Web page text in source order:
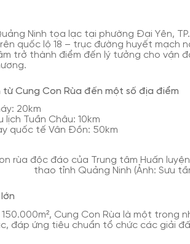
Ninh tọa lạc tại phường Đại Yên,
quốc lộ 18 – trục đường huyết mạch
trở thành điểm đến lý tưởng cho vận
từ Cung Con Rùa đến một số địa điểm
20km
lịch Tuần Châu: 10km
quốc tế Vân Đồn: 50km
rùa độc đáo của Trung tâm Huấn
thao tỉnh Quảng Ninh (Ảnh: Sưu
Cung Con Rùa là một trong
đáp ứng tiêu chuẩn tổ chức các giải